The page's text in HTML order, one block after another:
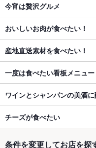
今宵は贅沢グルメ
おいしいお肉が食べたい！
産地直送素材を食べたい！
一度は食べたい看板メニュー
ワインとシャンパンの美酒に
チーズが食べたい
条件を変更してお店を探